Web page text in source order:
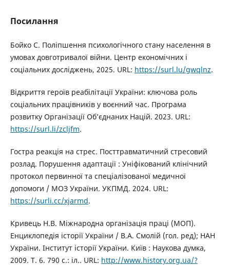
Посилання
Бойко С. Поліпшення психологічного стану населення в
умовах довготривалої війни. Центр економічних і
соціальних досліджень, 2025. URL: https://surl.lu/gwqlnz.
Відкриття героїв реабілітації України: ключова роль
соціальних працівників у воєнний час. Програма
розвитку Організації Об’єднаних Націй. 2023. URL:
https://surl.li/zcljfm.
Гостра реакція на стрес. Посттравматичний стресовий
розлад. Порушення адаптації : Уніфікований клінічний
протокол первинної та спеціалізованої медичної
допомоги / МОЗ України. УКПМД. 2024. URL:
https://surli.cc/xjarmd.
Кривець Н.В. Міжнародна організація праці (МОП).
Енциклопедія історії України / В.А. Смолій (гол. ред); НАН
України. Інститут історії України. Київ : Наукова думка,
2009. Т. 6. 790 с.: іл.. URL: http://www.history.org.ua/?